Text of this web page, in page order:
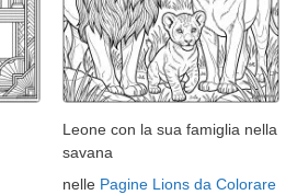
Leone con la sua famiglia nella
savana
nelle Pagine Lions da Colorare